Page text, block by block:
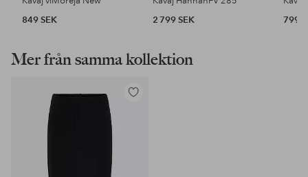
849 SEK
2 799 SEK
799
Mer från samma kollektion
Lägg